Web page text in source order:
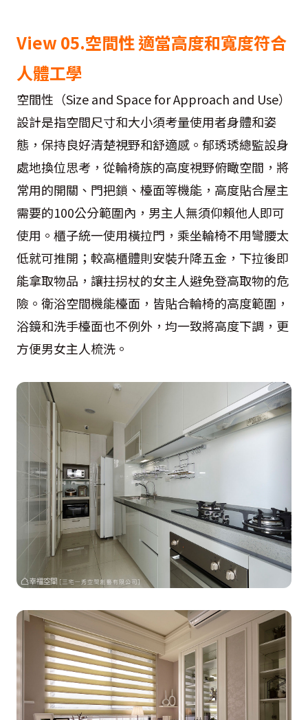
View 05.空間性 適當高度和寬度符合
人體工學
空間性（Size and Space for Approach and Use）
設計是指空間尺寸和大小須考量使用者身體和姿
態，保持良好清楚視野和舒適感。郁琇琇總監設身
處地換位思考，從輪椅族的高度視野俯瞰空間，將
常用的開關、門把鎖、檯面等機能，高度貼合屋主
需要的100公分範圍內，男主人無須仰賴他人即可
使用。櫃子統一使用橫拉門，乘坐輪椅不用彎腰太
低就可推開；較高櫃體則安裝升降五金，下拉後即
能拿取物品，讓拄拐杖的女主人避免登高取物的危
險。衛浴空間機能檯面，皆貼合輪椅的高度範圍，
浴鏡和洗手檯面也不例外，均一致將高度下調，更
方便男女主人梳洗。